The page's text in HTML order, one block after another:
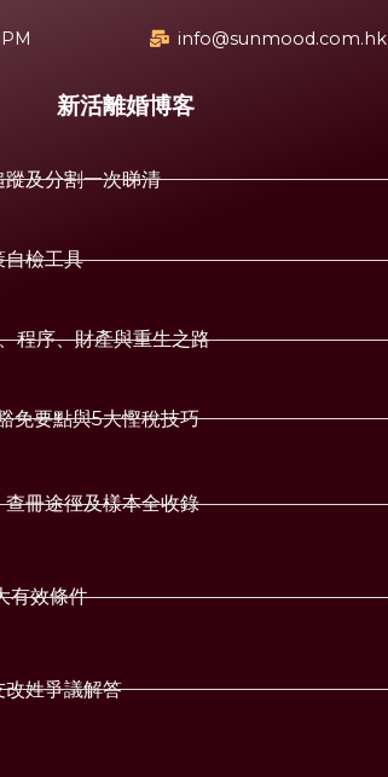
info@sunmood.com.hk
新活離婚博客
及分割一次睇清
自檢工具
程序、財產與重生之路
免要點與5大慳稅技巧
冊途徑及樣本全收錄
有效條件
姓爭議解答